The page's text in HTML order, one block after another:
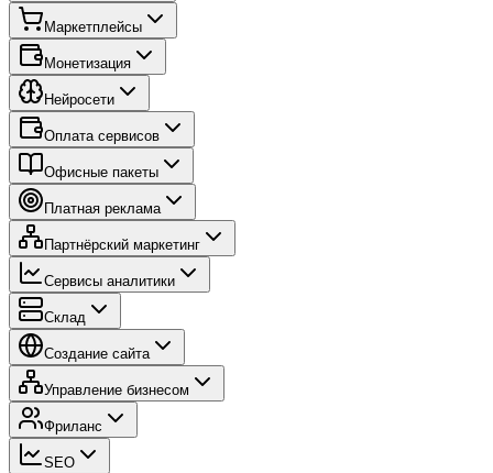
Маркетплейсы
Монетизация
Нейросети
Оплата сервисов
Офисные пакеты
Платная реклама
Партнёрский маркетинг
Сервисы аналитики
Склад
Создание сайта
Управление бизнесом
Фриланс
SEO